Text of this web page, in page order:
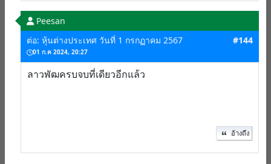
Peesan
ต่อ: หุ้นต่างประเทศ วันที่ 1 กรกฏาคม 2567
01 ก.ค 2024, 20:27
#144
ลาวพัฒครบจบที่เดียวอีกแล้ว
อ้างถึง